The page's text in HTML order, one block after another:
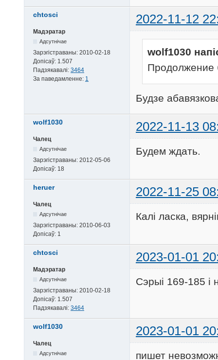
chtosci 2022-11-12
Мадэратар
Адсутнічае
Зарэгістраваны: 2010-02-18
Допісаў: 1.507
Падзякавалі: 3464
За паведамленне: 1
wolf1030
Продолжение
Будзе
wolf1030 2022-11-13
Чалец
Адсутнічае
Зарэгістраваны: 2012-05-06
Допісаў: 18
Будем ждать.
heruer 2022-11-25
Чалец
Адсутнічае
Зарэгістраваны: 2010-06-03
Допісаў: 1
Калі ласка,
chtosci 2023-01-01
Мадэратар
Адсутнічае
Зарэгістраваны: 2010-02-18
Допісаў: 1.507
Падзякавалі: 3464
Сэрыі 169-185 і
wolf1030 2023-01-01
Чалец
Адсутнічае пишет